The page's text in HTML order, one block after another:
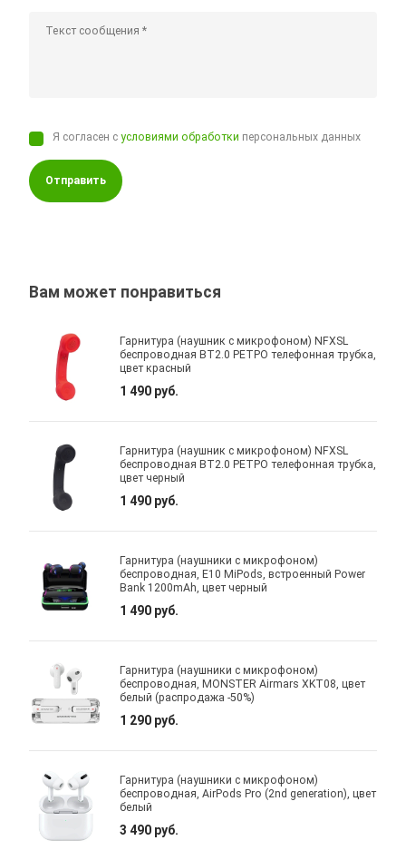
Я согласен сусловиями обработки персональных данных
Отправить
Вам может понравиться
Гарнитура (наушник с микрофоном) NFXSL
беспроводная BT2.0 РЕТРО телефонная трубка,
цвет красный
1 490 руб.
Гарнитура (наушник с микрофоном) NFXSL
беспроводная BT2.0 РЕТРО телефонная трубка,
цвет черный
1 490 руб.
Гарнитура (наушники с микрофоном)
беспроводная, E10 MiPods, встроенный Power
Bank 1200mAh, цвет черный
1 490 руб.
Гарнитура (наушники с микрофоном)
беспроводная, MONSTER Airmars XKT08, цвет
белый (распродажа -50%)
1 290 руб.
Гарнитура (наушники с микрофоном)
беспроводная, AirPods Pro (2nd generation), цвет
белый
3 490 руб.